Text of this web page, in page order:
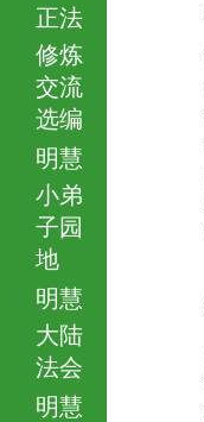
正法
修炼
交流
选编
明慧
小弟
子园
地
明慧
大陆
法会
明慧